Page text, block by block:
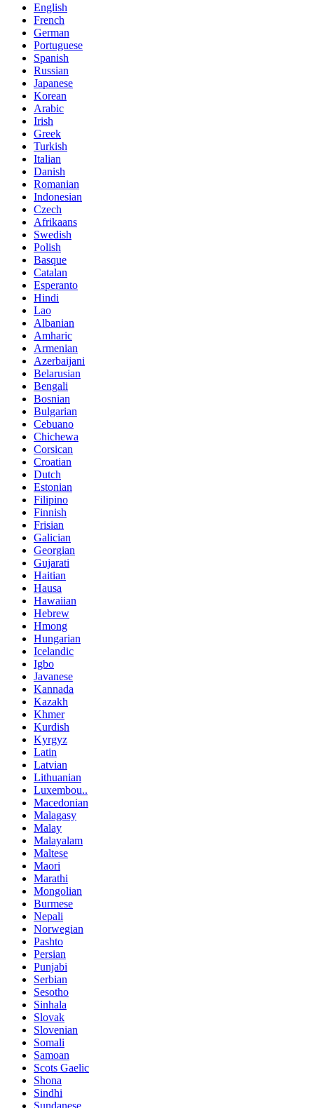
English
French
German
Portuguese
Spanish
Russian
Japanese
Korean
Arabic
Irish
Greek
Turkish
Italian
Danish
Romanian
Indonesian
Czech
Afrikaans
Swedish
Polish
Basque
Catalan
Esperanto
Hindi
Lao
Albanian
Amharic
Armenian
Azerbaijani
Belarusian
Bengali
Bosnian
Bulgarian
Cebuano
Chichewa
Corsican
Croatian
Dutch
Estonian
Filipino
Finnish
Frisian
Galician
Georgian
Gujarati
Haitian
Hausa
Hawaiian
Hebrew
Hmong
Hungarian
Icelandic
Igbo
Javanese
Kannada
Kazakh
Khmer
Kurdish
Kyrgyz
Latin
Latvian
Lithuanian
Luxembou..
Macedonian
Malagasy
Malay
Malayalam
Maltese
Maori
Marathi
Mongolian
Burmese
Nepali
Norwegian
Pashto
Persian
Punjabi
Serbian
Sesotho
Sinhala
Slovak
Slovenian
Somali
Samoan
Scots Gaelic
Shona
Sindhi
Sundanese